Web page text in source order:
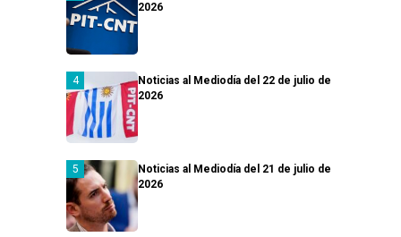
2026
Noticias al Mediodía del 22 de julio de
2026
Noticias al Mediodía del 21 de julio de
2026